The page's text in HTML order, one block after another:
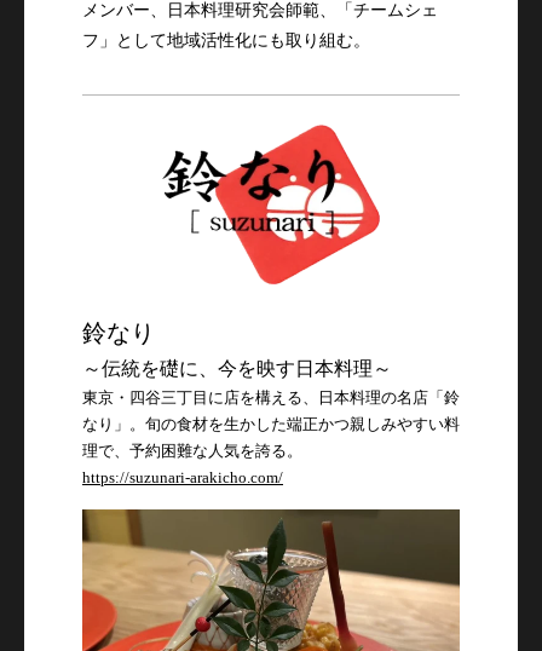
メンバー、日本料理研究会師範、「チームシェ
フ」として地域活性化にも取り組む。
鈴なり
～伝統を礎に、今を映す日本料理～
東京・四谷三丁目に店を構える、日本料理の名店「鈴
なり」。旬の食材を生かした端正かつ親しみやすい料
理で、予約困難な人気を誇る。
https://suzunari-arakicho.com/